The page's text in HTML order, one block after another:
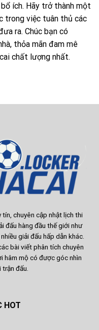
ích. Hãy trở thành một
trong việc tuân thủ các
ra. Chúc bạn có
thỏa mãn đam mê
chất lượng nhất.
chuyên cập nhật lịch thi
đấu hàng đầu thế giới như
giải đấu hấp dẫn khác.
bài viết phân tích chuyên
hâm mộ có được góc nhìn
đấu.
HOT